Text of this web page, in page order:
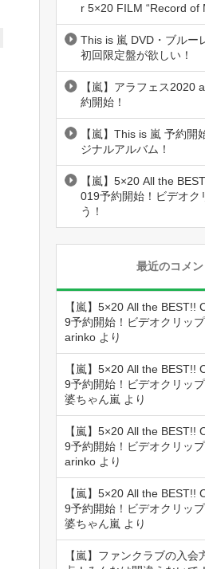
r 5×20 FILM “Record of
This is 嵐 DVD・ブルー
初回限定盤が欲しい！
【嵐】アラフェス2020
約開始！
【嵐】This is 嵐 予約開
ジナルアルバム！
【嵐】5×20 All the
019予約開始！ビデオク
う！
最近のコメン
【嵐】5×20 All the BEST!!
9予約開始！ビデオクリッ
arinko より
【嵐】5×20 All the BEST!!
9予約開始！ビデオクリッ
婆ちゃん嵐 より
【嵐】5×20 All the BEST!!
9予約開始！ビデオクリッ
arinko より
【嵐】5×20 All the BEST!!
9予約開始！ビデオクリッ
婆ちゃん嵐 より
【嵐】ファンクラブの入会